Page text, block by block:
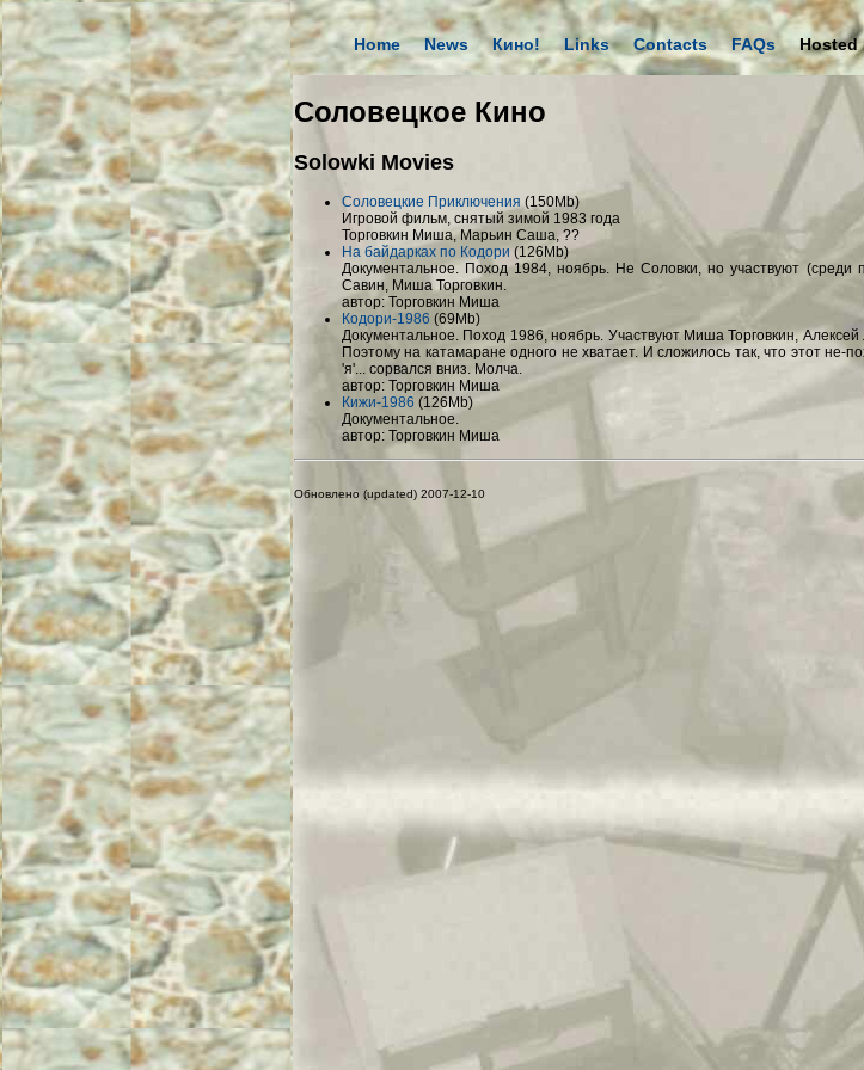
Home News Кино! Links Contacts FAQs Hosted
Соловецкое Кино
Solowki Movies
Соловецкие Приключения (150Mb)
Игровой фильм, снятый зимой 1983 года
Торговкин Миша, Марьин Саша, ??
На байдарках по Кодори (126Mb)
Документальное. Поход 1984, ноябрь. Не Соловки, но участвуют
Савин, Миша Торговкин.
автор: Торговкин Миша
Кодори-1986 (69Mb)
Документальное. Поход 1986, ноябрь. Участвуют Миша Торговкин,
Поэтому на катамаране одного не хватает. И сложилось так, что этот
'я'... сорвался вниз. Молча.
автор: Торговкин Миша
Кижи-1986 (126Mb)
Документальное.
автор: Торговкин Миша
Обновлено (updated) 2007-12-10